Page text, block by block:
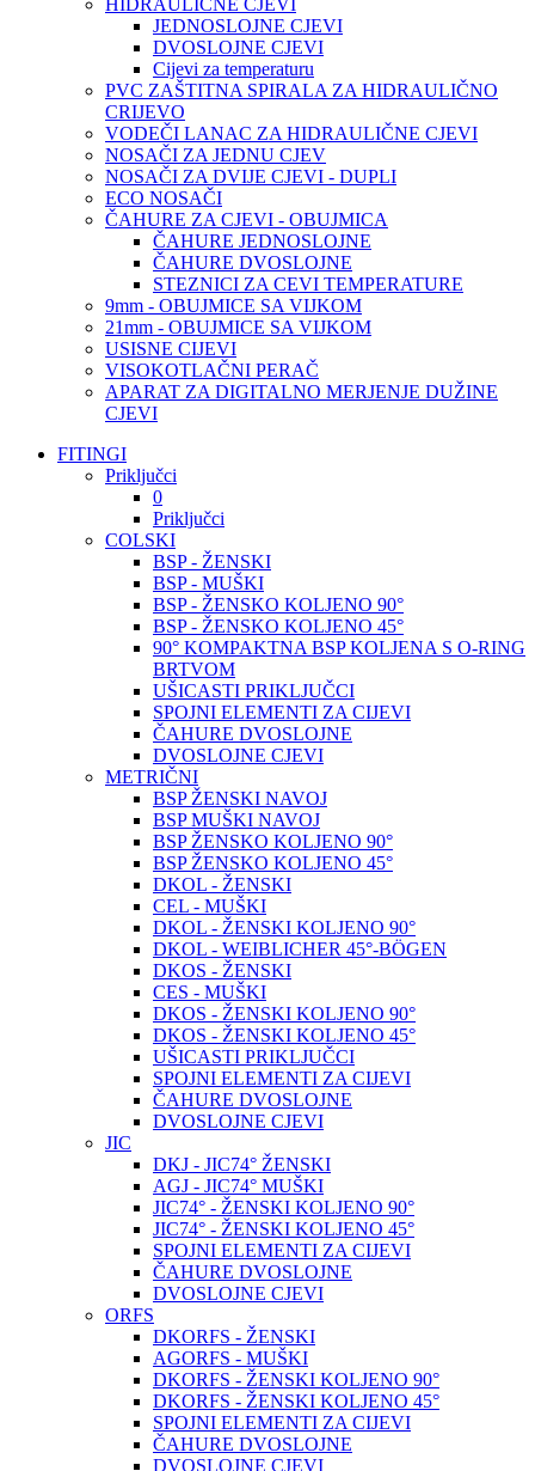
HIDRAULIČNE CJEVI
JEDNOSLOJNE CJEVI
DVOSLOJNE CJEVI
Cijevi za temperaturu
PVC ZAŠTITNA SPIRALA ZA HIDRAULIČNO
CRIJEVO
VODEČI LANAC ZA HIDRAULIČNE CJEVI
NOSAČI ZA JEDNU CJEV
NOSAČI ZA DVIJE CJEVI - DUPLI
ECO NOSAČI
ČAHURE ZA CJEVI - OBUJMICA
ČAHURE JEDNOSLOJNE
ČAHURE DVOSLOJNE
STEZNICI ZA CEVI TEMPERATURE
9mm - OBUJMICE SA VIJKOM
21mm - OBUJMICE SA VIJKOM
USISNE CIJEVI
VISOKOTLAČNI PERAČ
APARAT ZA DIGITALNO MERJENJE DUŽINE
CJEVI
FITINGI
Priključci
0
Priključci
COLSKI
BSP - ŽENSKI
BSP - MUŠKI
BSP - ŽENSKO KOLJENO 90°
BSP - ŽENSKO KOLJENO 45°
90° KOMPAKTNA BSP KOLJENA S O-RING
BRTVOM
UŠICASTI PRIKLJUČCI
SPOJNI ELEMENTI ZA CIJEVI
ČAHURE DVOSLOJNE
DVOSLOJNE CJEVI
METRIČNI
BSP ŽENSKI NAVOJ
BSP MUŠKI NAVOJ
BSP ŽENSKO KOLJENO 90°
BSP ŽENSKO KOLJENO 45°
DKOL - ŽENSKI
CEL - MUŠKI
DKOL - ŽENSKI KOLJENO 90°
DKOL - WEIBLICHER 45°-BÖGEN
DKOS - ŽENSKI
CES - MUŠKI
DKOS - ŽENSKI KOLJENO 90°
DKOS - ŽENSKI KOLJENO 45°
UŠICASTI PRIKLJUČCI
SPOJNI ELEMENTI ZA CIJEVI
ČAHURE DVOSLOJNE
DVOSLOJNE CJEVI
JIC
DKJ - JIC74° ŽENSKI
AGJ - JIC74° MUŠKI
JIC74° - ŽENSKI KOLJENO 90°
JIC74° - ŽENSKI KOLJENO 45°
SPOJNI ELEMENTI ZA CIJEVI
ČAHURE DVOSLOJNE
DVOSLOJNE CJEVI
ORFS
DKORFS - ŽENSKI
AGORFS - MUŠKI
DKORFS - ŽENSKI KOLJENO 90°
DKORFS - ŽENSKI KOLJENO 45°
SPOJNI ELEMENTI ZA CIJEVI
ČAHURE DVOSLOJNE
DVOSLOJNE CJEVI